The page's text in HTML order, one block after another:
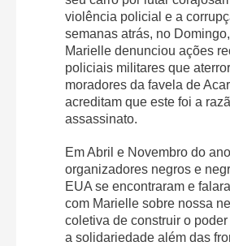
violência policial e a
semanas atrás, no
Marielle denunciou ações
policiais militares que
moradores da favela de
acreditam que este foi a
assassinato.
Em Abril e Novembro do
organizadores negros e
EUA se encontraram e
com Marielle sobre nossa
coletiva de construir o
a solidariedade além das